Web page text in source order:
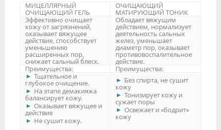
МИЦЕЛЛЯРНЫЙ
ОЧИЩАЮЩИЙ ГЕЛЬ
ОЧИЩАЮЩИЙ
МАТИРУЮЩИЙ ТОНИК
Эффективно очищает
кожу от загрязнений,
оказывает вяжущее
действие, способствует
уменьшению
расширенных пор,
снижает сальный блеск.
Обладает вяжущим
действием, нормализует
деятельность сальных
желез, уменьшает
диаметр пор, оказывает
противовоспалительное
действие.
Преимущества:
Преимущества:
Тщательное и
глубокое очищение.
На этапе демакияжа
балансирует кожу.
Оказывает вяжущее и
действие
Не сушит кожу.
Без спирта, не сушит
кожу
Тонизирует кожу и
сужает поры
Освежает и «бодрит»
кожу